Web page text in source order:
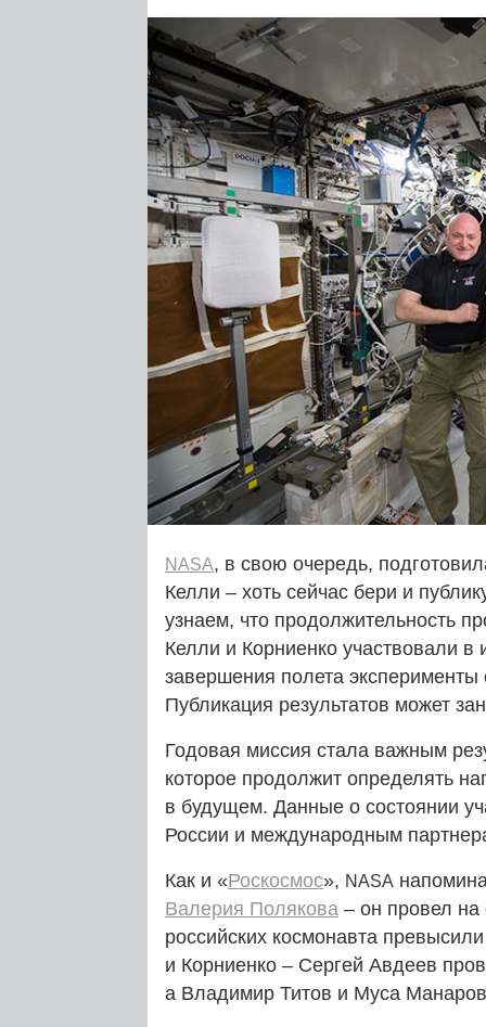
NASA, в свою очередь,
Келли – хоть сейчас бери и
узнаем, что продолжительность
Келли и Корниенко участвовали
завершения полета
Публикация результатов может
Годовая миссия стала важным
которое продолжит определять
в будущем. Данные о состоянии
России и международным
Как и «Роскосмос», NASA
Валерия Полякова – он провел на
российских космонавта
и Корниенко – Сергей Авдеев
а Владимир Титов и Муса